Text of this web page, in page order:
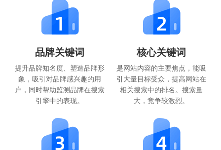
品牌关键词
提升品牌知名度、塑造品牌形
象，吸引对品牌感兴趣的用
户，同时帮助监测品牌在搜索
引擎中的表现。
核心关键词
是网站内容的主要焦点，能吸
引大量目标受众，提高网站在
相关搜索中的排名。搜索量
大，竞争较激烈。